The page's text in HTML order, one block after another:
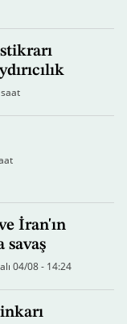
İran'ın
savaş
04/08 - 14:24